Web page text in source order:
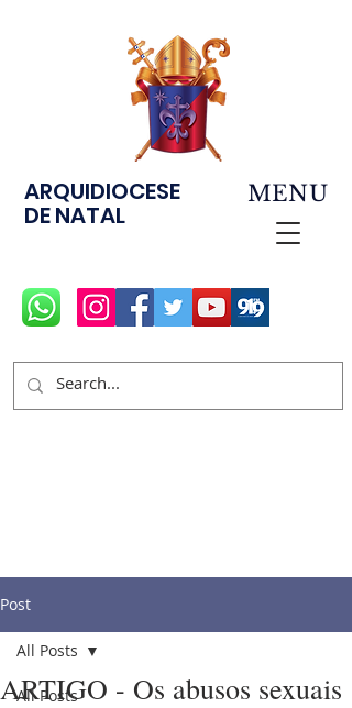
ARQUIDIOCESE
DE NATAL
MENU
Post
All Posts
All Posts
ARTIGO - Os abusos sexuais